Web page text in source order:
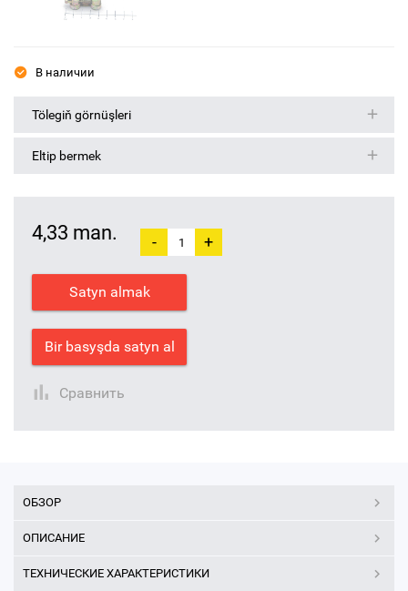
В наличии
Tölegiň görnüşleri
Eltip bermek
4,33 man. - +
Satyn almak
Bir basyşda satyn al
Сравнить
ОБЗОР
ОПИСАНИЕ
ТЕХНИЧЕСКИЕ ХАРАКТЕРИСТИКИ